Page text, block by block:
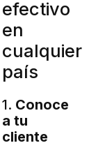
efectivo
en
cualquier
país
1. Conoce
a tu
cliente